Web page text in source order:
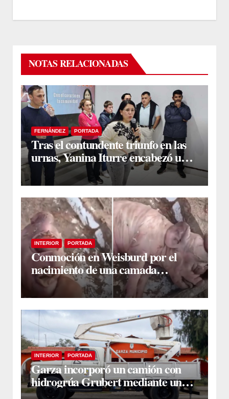
NOTAS RELACIONADAS
FERNÁNDEZ PORTADA
Tras el contundente triunfo en las
urnas, Yanina Iturre encabezó un
encuentro con vecinos y dirigentes
en Fernández
INTERIOR PORTADA
Conmoción en Weisburd por el
nacimiento de una camada
lechones con graves deformaciones
INTERIOR PORTADA
Garza incorporó un camión con
hidrogrúa Grubert mediante una
inversión de $35 millones con